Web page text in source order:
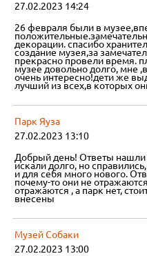
27.02.2023 14:24
26 февраля были в
декорации. спасибо
создание музея,за
прекрасно провели время.
музее довольно долго, мне
очень интересно!дети же
лучший из всех,в которых
Парк Яуза
27.02.2023 13:10
Добрый день! Ответы нашли
искали долго, но
и для себя много нового.
почему-то они не
отражаются , а парк нет,
внесены
Музей Собаки
27.02.2023 13:00